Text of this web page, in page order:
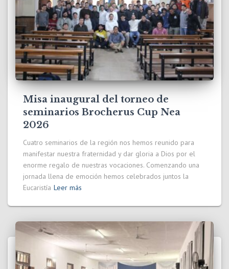
Misa inaugural del torneo de
seminarios Brocherus Cup Nea
2026
Cuatro seminarios de la región nos hemos reunido para
manifestar nuestra fraternidad y dar gloria a Dios por el
enorme regalo de nuestras vocaciones. Comenzando una
jornada llena de emoción hemos celebrados juntos la
Eucaristía Leer más